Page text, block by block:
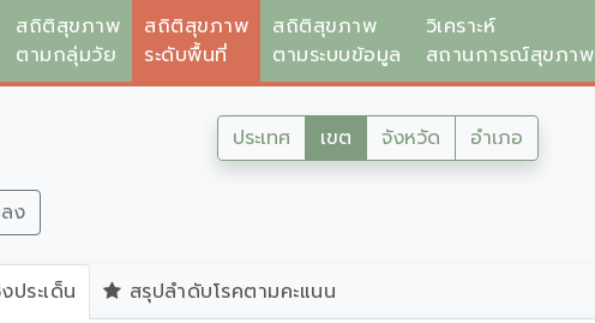
สถิติสุขภาพ
ตามกลุ่มวัย
สถิติสุขภาพ
ระดับพื้นที่
สถิติสุขภาพ
ตามระบบข้อมูล
วิเคราะห์
สถานการณ์สุขภาพ
ประเทศ เขต จังหวัด อำเภอ
ง
ระเด็น สรุปลำดับโรคตามคะแนน